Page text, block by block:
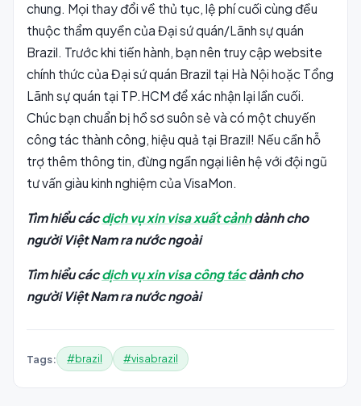
chung. Mọi thay đổi về thủ tục, lệ phí cuối cùng đều
thuộc thẩm quyền của Đại sứ quán/Lãnh sự quán
Brazil. Trước khi tiến hành, bạn nên truy cập website
chính thức của Đại sứ quán Brazil tại Hà Nội hoặc Tổng
Lãnh sự quán tại TP.HCM để xác nhận lại lần cuối.
Chúc bạn chuẩn bị hồ sơ suôn sẻ và có một chuyến
công tác thành công, hiệu quả tại Brazil! Nếu cần hỗ
trợ thêm thông tin, đừng ngần ngại liên hệ với đội ngũ
tư vấn giàu kinh nghiệm của VisaMon.
Tìm hiểu cácdịch vụ xin visa xuất cảnhdành cho
người Việt Nam ra nước ngoài
Tìm hiểu cácdịch vụ xin visa công tácdành cho
người Việt Nam ra nước ngoài
Tags: #brazil #visabrazil